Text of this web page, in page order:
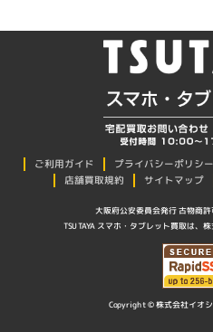
ご利用ガイド プライバシーポリシー
店舗買取規約
サイトマップ
大阪府公安委員会発行 古物商
TSUTAYA スマホ・タブレット買取は、
Copyright © 株式会社イオ